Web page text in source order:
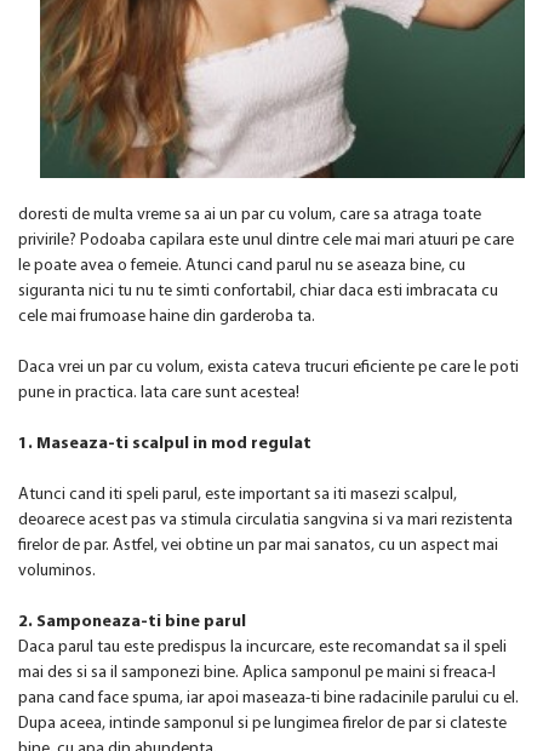
doresti de multa vreme sa ai un par cu volum, care sa atraga toate
privirile? Podoaba capilara este unul dintre cele mai mari atuuri pe care
le poate avea o femeie. Atunci cand parul nu se aseaza bine, cu
siguranta nici tu nu te simti confortabil, chiar daca esti imbracata cu
cele mai frumoase haine din garderoba ta.
Daca vrei un par cu volum, exista cateva trucuri eficiente pe care le poti
pune in practica. Iata care sunt acestea!
1. Maseaza-ti scalpul in mod regulat
Atunci cand iti speli parul, este important sa iti masezi scalpul,
deoarece acest pas va stimula circulatia sangvina si va mari rezistenta
firelor de par. Astfel, vei obtine un par mai sanatos, cu un aspect mai
voluminos.
2. Samponeaza-ti bine parul
Daca parul tau este predispus la incurcare, este recomandat sa il speli
mai des si sa il samponezi bine. Aplica samponul pe maini si freaca-l
pana cand face spuma, iar apoi maseaza-ti bine radacinile parului cu el.
Dupa aceea, intinde samponul si pe lungimea firelor de par si clateste